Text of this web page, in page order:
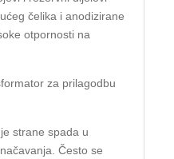
čelika i anodizirane
otpornosti na
za prilagodbu
strane spada u
Često se